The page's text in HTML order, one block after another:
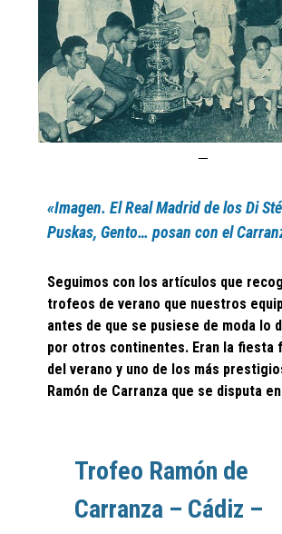
«Imagen. El Real Madrid de los Di
Puskas, Gento… posan con el
Seguimos con los artículos que
trofeos de verano que nuestros
antes de que se pusiese de moda lo
por otros continentes. Eran la fiesta
del verano y uno de los más
Ramón de Carranza que se disputa
Trofeo Ramón de
Carranza – Cádiz –